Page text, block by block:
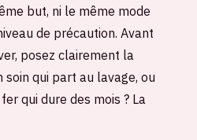
but, ni le même mode
de précaution. Avant
posez clairement la
soin qui part au lavage, ou
qui dure des mois ? La